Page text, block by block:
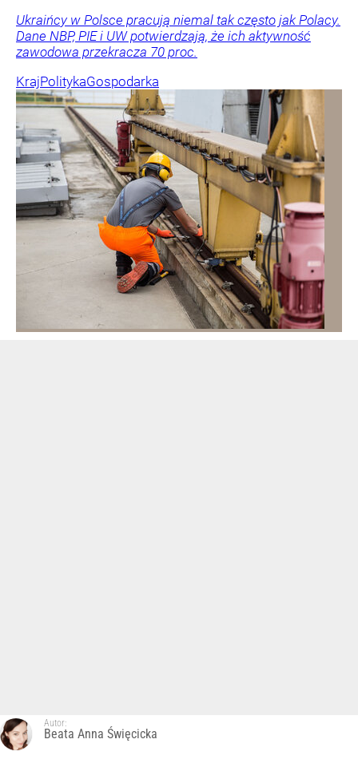
Ukraińcy w Polsce pracują niemal tak często jak Polacy.
Dane NBP, PIE i UW potwierdzają, że ich aktywność
zawodowa przekracza 70 proc.
KrajPolitykaGospodarka
Autor:
Beata Anna Święcicka